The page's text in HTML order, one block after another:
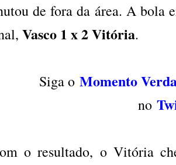
de fora da área. A bola
Vasco 1 x 2 Vitória.
Siga o Momento
no
o resultado, o Vitória